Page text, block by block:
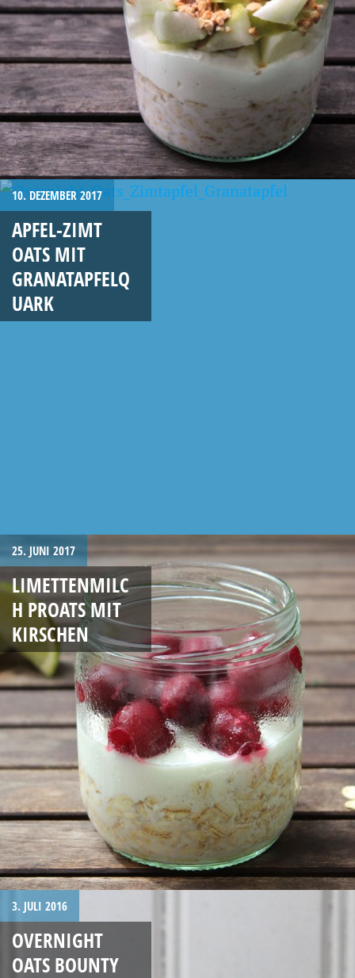
10. DEZEMBER 2017
APFEL-ZIMT
OATS MIT
GRANATAPFELQ
UARK
25. JUNI 2017
LIMETTENMILC
H PROATS MIT
KIRSCHEN
3. JULI 2016
OVERNIGHT
OATS BOUNTY